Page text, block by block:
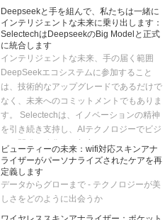
インテリジェントな未来に乗り出します：
SelectechはDeepseekのBig Modelと正式
に統合します
インテリジェントな未来、手の届く範囲
DeepSeekエコシステムに参加すること
は、技術的なアップグレードであるだけで
なく、未来へのコミットメントでもありま
す。 Selectechは、イノベーションの精神
を引き続き支持し、AIテクノロジーでビジ
ネス開発を強化し、顧客をよりスマートで
効率的なソリューションにもたらします。
Intelligent Futureを解き放ち、一緒に無限
の可能性を生み出すために、Deepseekと
手を組みましょう！
ビューティーの未来：wifi対応スキンアナ
ライザーがパーソナライズされたケアを再
定義します
データからグローまで - テクノロジーが美
しさをどのように出会うか
ワイヤレススキンアナライザー：ポケット
サイズの美容アドバイザー